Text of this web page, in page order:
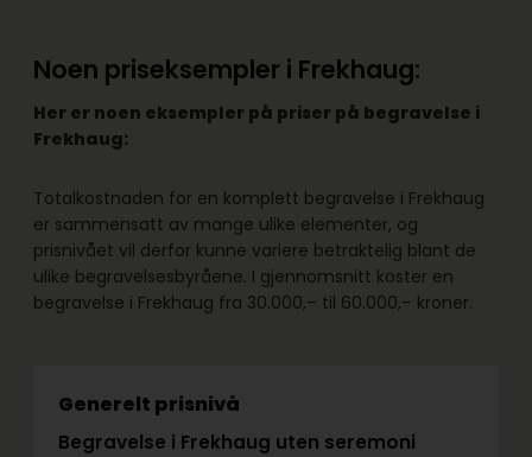
Noen priseksempler i Frekhaug:
Her er noen eksempler på priser på begravelse i
Frekhaug:
Totalkostnaden for en komplett begravelse i Frekhaug
er sammensatt av mange ulike elementer, og
prisnivået vil derfor kunne variere betraktelig blant de
ulike begravelsesbyråene. I gjennomsnitt koster en
begravelse i Frekhaug fra 30.000,– til 60.000,– kroner.
Generelt prisnivå
Begravelse i Frekhaug uten seremoni